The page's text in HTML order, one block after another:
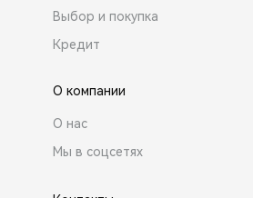
Выбор и покупка
Кредит
О компании
О нас
Мы в соцсетях